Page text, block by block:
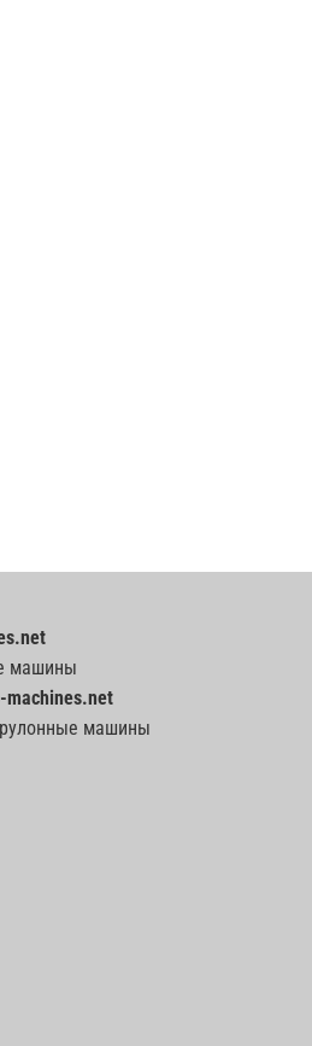
машины
machines.net
машины